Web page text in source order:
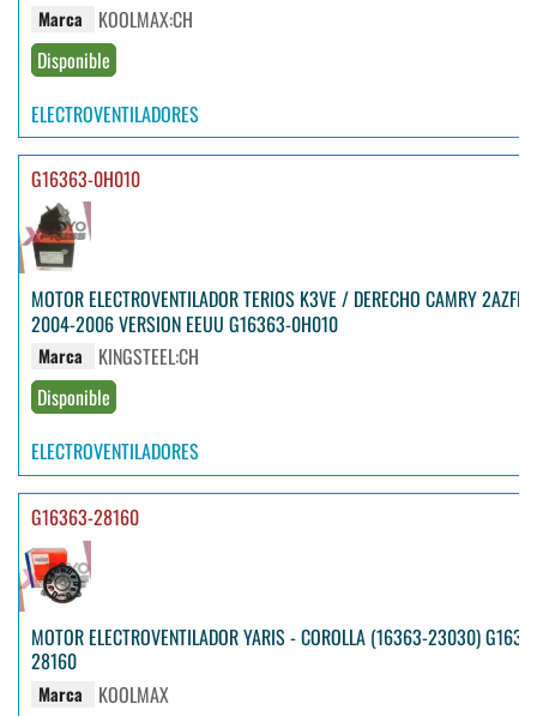
Marca
KOOLMAX:CH
Disponible
ELECTROVENTILADORES
G16363-0H010
MOTOR ELECTROVENTILADOR TERIOS K3VE / DERECHO CAMRY 2AZFE
2004-2006 VERSION EEUU G16363-0H010
Marca
KINGSTEEL:CH
Disponible
ELECTROVENTILADORES
G16363-28160
MOTOR ELECTROVENTILADOR YARIS - COROLLA (16363-23030)
28160
Marca
KOOLMAX